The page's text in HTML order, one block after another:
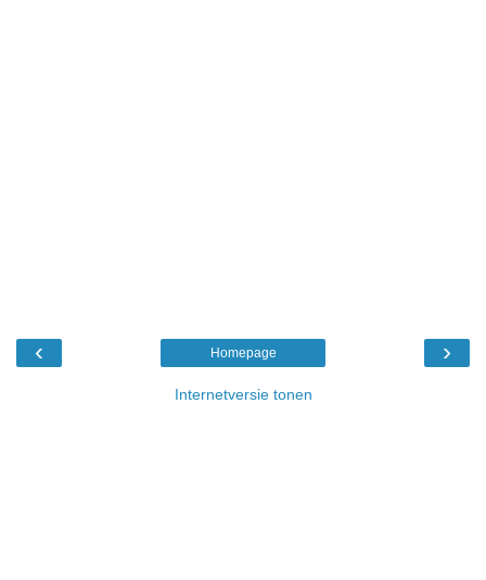
‹ ›
Homepage
Internetversie tonen